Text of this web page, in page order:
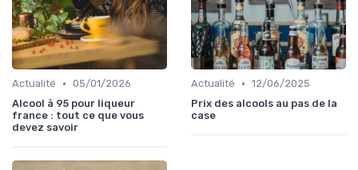
Actualité • 05/01/2026
Alcool à 95 pour liqueur
france : tout ce que vous
devez savoir
Actualité • 12/06/2025
Prix des alcools au pas de la
case